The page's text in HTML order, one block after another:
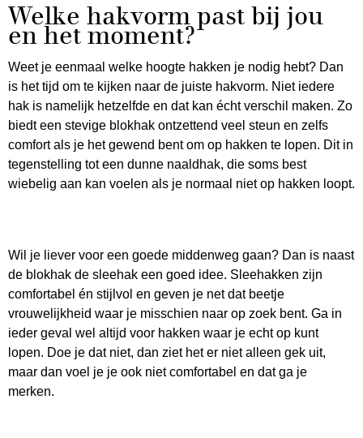
Welke hakvorm past bij jou
en het moment?
Weet je eenmaal welke hoogte hakken je nodig hebt? Dan
is het tijd om te kijken naar de juiste hakvorm. Niet iedere
hak is namelijk hetzelfde en dat kan écht verschil maken. Zo
biedt een stevige blokhak ontzettend veel steun en zelfs
comfort als je het gewend bent om op hakken te lopen. Dit in
tegenstelling tot een dunne naaldhak, die soms best
wiebelig aan kan voelen als je normaal niet op hakken loopt.
Wil je liever voor een goede middenweg gaan? Dan is naast
de blokhak de sleehak een goed idee. Sleehakken zijn
comfortabel én stijlvol en geven je net dat beetje
vrouwelijkheid waar je misschien naar op zoek bent. Ga in
ieder geval wel altijd voor hakken waar je echt op kunt
lopen. Doe je dat niet, dan ziet het er niet alleen gek uit,
maar dan voel je je ook niet comfortabel en dat ga je
merken.